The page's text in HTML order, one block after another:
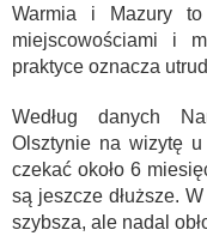
Warmia i Mazury to
miejscowościami i
praktyce oznacza
Według danych
Olsztynie na wizytę
czekać około 6
są jeszcze dłuższe.
szybsza, ale nadal